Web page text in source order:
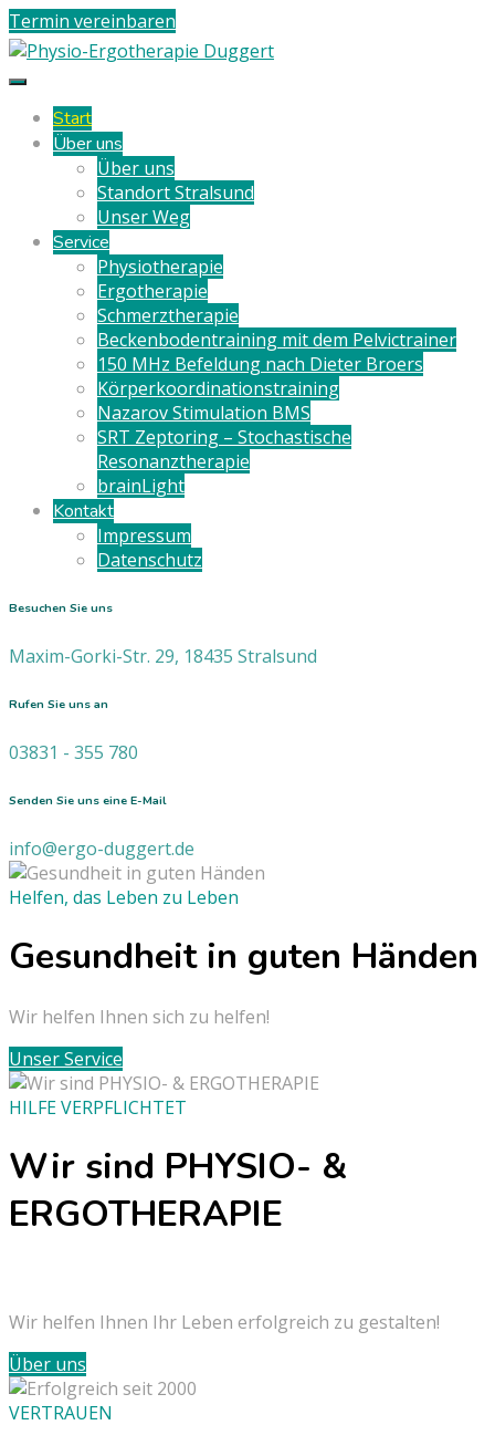
Termin vereinbaren
Start
Über uns
Über uns
Standort Stralsund
Unser Weg
Service
Physiotherapie
Ergotherapie
Schmerztherapie
Beckenbodentraining mit dem Pelvictrainer
150 MHz Befeldung nach Dieter Broers
Körperkoordinationstraining
Nazarov Stimulation BMS
SRT Zeptoring – Stochastische
Resonanztherapie
brainLight
Kontakt
Impressum
Datenschutz
Besuchen Sie uns
Maxim-Gorki-Str. 29, 18435 Stralsund
Rufen Sie uns an
03831 - 355 780
Senden Sie uns eine E-Mail
info@ergo-duggert.de
Helfen, das Leben zu Leben
Gesundheit in guten Händen
Wir helfen Ihnen sich zu helfen!
Unser Service
HILFE VERPFLICHTET
Wir sind PHYSIO- &
ERGOTHERAPIE
Wir helfen Ihnen Ihr Leben erfolgreich zu gestalten!
Über uns
VERTRAUEN